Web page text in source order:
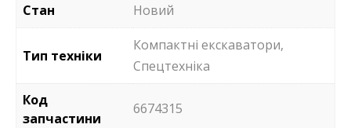
Стан
Новий
Тип техніки
Компактні екскаватори,
Спецтехніка
Код
запчастини
6674315